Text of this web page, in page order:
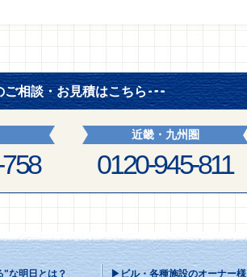
ご相談・お見積はこちら
近畿・九州圏
0120-945-811
な明日とは？ ▶ビル・各種施設のオーナー様